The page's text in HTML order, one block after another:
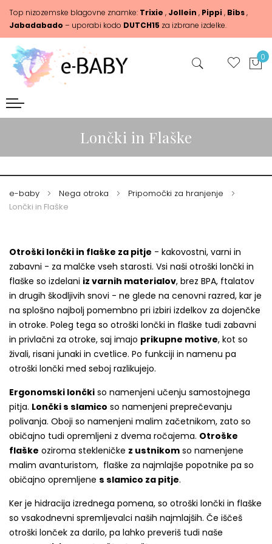
Top nizozemske blagovne znamke: Trixie , Jollein , Pippi, Bibs,
Jabadabado – uporabi kodo DUTCH15 za izbrane izdelke.
0
Lončki in Flaške
e-baby Nega otroka
Pripomočki za hranjenje
Lončki in Flaške
Otroški lončki in flaške za pitje - kakovostni, varni in
zabavni - za malčke vseh starosti. Vsi naši otroški lončki in
flaške so izdelani iz varnih materialov, brez BPA, ftalatov
in drugih škodljivih snovi - ne glede na cenovni razred, kar je
na splošno najbolj pomembno pri izbiri izdelkov za dojenčke
in otroke. Poleg tega so otroški lončki in flaške tudi zabavni
in privlačni za otroke, saj imajo prikupne motive, kot so
živali, risani junaki in cvetlice. Po funkciji in namenu pa
otroški lončki med seboj razlikujejo.
Ergonomski lončki so namenjeni učenju samostojnega
pitja. Lončki s slamico so namenjeni preprečevanju
polivanja. Oboji so namenjeni malim začetnikom, zato so
običajno tudi opremljeni z dvema ročajema. Otroške
flaške oziroma stekleničke z ustnikom so namenjene
malim avanturistom, flaške za najmlajše popotnike pa so
običajno opremljene s slamico za pitje.
Ker je hidracija izrednega pomena, so otroški lončki in flaške
so vsakodnevni spremljevalci naših najmlajših. Če iščeš
otroški lonček za darilo, pa lahko preveriš tudi naše